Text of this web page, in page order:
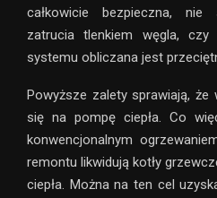
całkowicie bezpieczna,
zatrucia tlenkiem węgla,
systemu obliczana jest
Powyższe zalety sprawiają, że
się na pompę ciepła. Co
konwencjonalnym
remontu likwidują kotły
ciepła. Można na ten cel